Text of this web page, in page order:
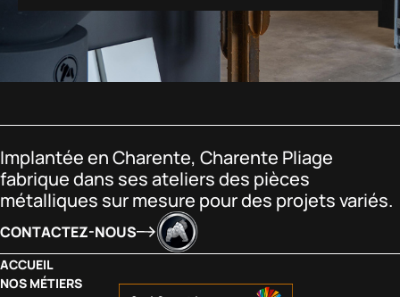
Implantée en Charente, Charente Pliage
fabrique dans ses ateliers des pièces
métalliques sur mesure pour des projets variés.
CONTACTEZ-NOUS
ACCUEIL
NOS MÉTIERS